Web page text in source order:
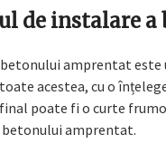
de instalare
amprentat este
acestea, cu o
poate fi o curte
amprentat.